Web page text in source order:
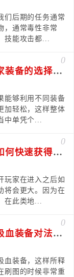
们后期的任务通常
，通常毒性非常
技能攻击都...
0
高等级传奇私服网站玩家装备的选择技巧都有哪些
能够利用不同装备
加轻松，这样整体
中单凭个...
0
传奇新开在藏宝阁当中如何快速获得装备
玩家在进入之后如
将会更大。因为在
在此类地...
0
热血传奇私服选择法术吸血装备对法师很重要
血装备，这样所释
刷图的时候非常重